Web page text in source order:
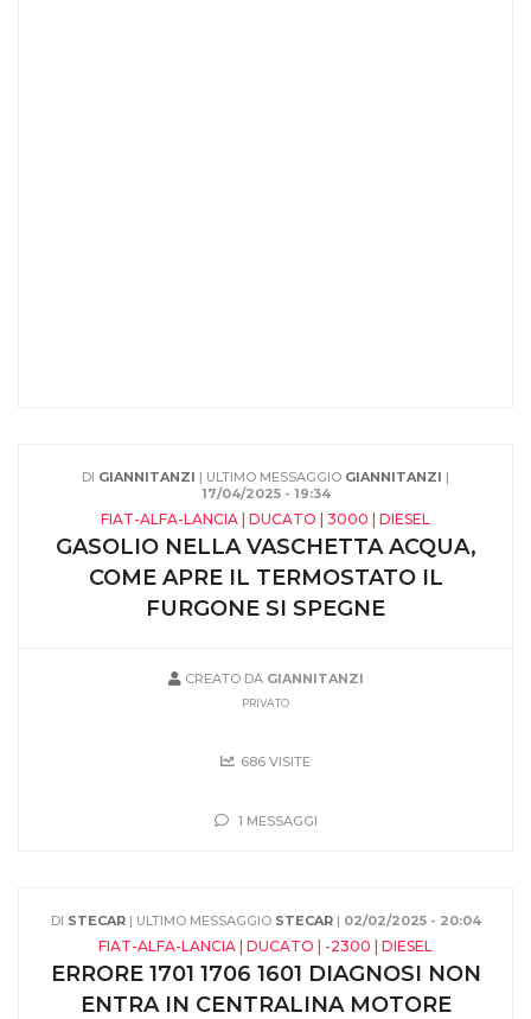
DI GIANNITANZI | ULTIMO MESSAGGIO GIANNITANZI |
17/04/2025 - 19:34
FIAT-ALFA-LANCIA | DUCATO | 3000 | DIESEL
GASOLIO NELLA VASCHETTA ACQUA,
COME APRE IL TERMOSTATO IL
FURGONE SI SPEGNE
CREATO DA GIANNITANZI
PRIVATO
686 VISITE
1 MESSAGGI
DI STECAR| ULTIMO MESSAGGIO STECAR | 02/02/2025 - 20:04
FIAT-ALFA-LANCIA | DUCATO | -2300 | DIESEL
ERRORE 1701 1706 1601 DIAGNOSI NON
ENTRA IN CENTRALINA MOTORE